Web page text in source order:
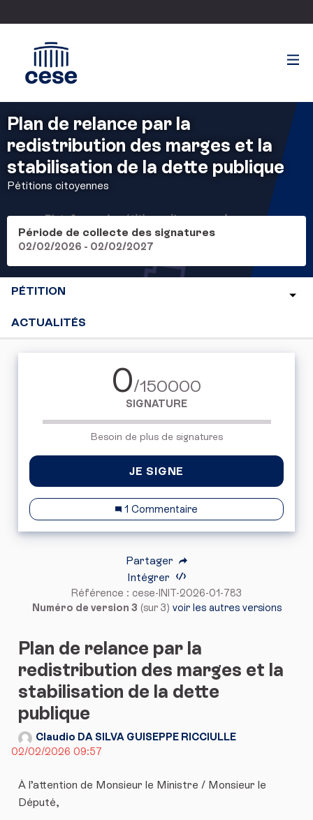
Plan de relance par la
redistribution des marges et la
stabilisation de la dette publique
Pétitions citoyennes
Période de collecte des signatures
02/02/2026 - 02/02/2027
PÉTITION
ACTUALITÉS
0/150000
SIGNATURE
Besoin de plus de signatures
JE SIGNE
1 Commentaire
Partager
Intégrer
Référence : cese-INIT-2026-01-783
Numéro de version 3 (sur 3) voir les autres versions
Plan de relance par la
redistribution des marges et la
stabilisation de la dette
publique
Claudio DA SILVA GUISEPPE RICCIULLE
02/02/2026 09:57
​À l’attention de Monsieur le Ministre / Monsieur le
Député,